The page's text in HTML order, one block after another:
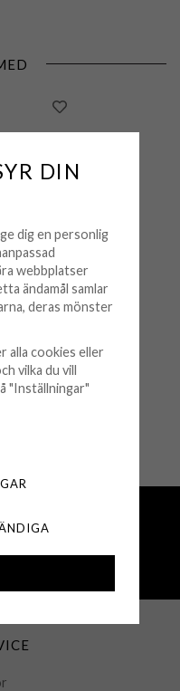
Röd
3 vardagar)
sedan 2008
dagar
DIN
dig en personlig
webbplatser
ändamål samlar
deras mönster
alla cookies eller
vilka du vill
"Inställningar"